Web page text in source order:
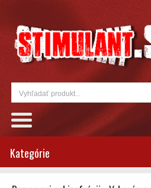
Kategórie